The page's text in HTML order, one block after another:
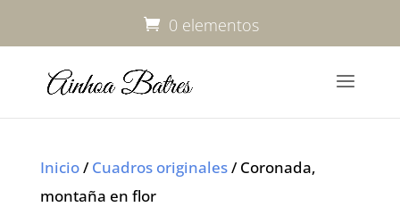
0 elementos
Inicio/Cuadros originales/ Coronada,
montaña en flor